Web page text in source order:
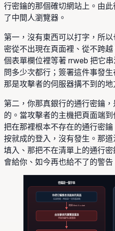
行密鑰的那個確切網站上。由
了中間人瀏覽器。
第一，沒有東西可以打字，所
密從不出現在頁面裡、從不跨
個表單欄位裡等著 rrweb 把它
問多少次都行；簽署這件事發
那是攻擊者的伺服器搆不到的地
第二，你那真銀行的通行密鑰
的。當攻擊者的主機把頁面端
把在那裡根本不存在的通行密
按就成的登入，沒有發生。那
填入、那把不在清單上的通行
會給你、如今再也給不了的警告
密碼是一個字串
你把它輸進串流過來的頁面
先是密碼，再來是一次性驗證碼
跨越 WebSocket
由攻擊者的瀏覽器重放
字串永遠可以被重放